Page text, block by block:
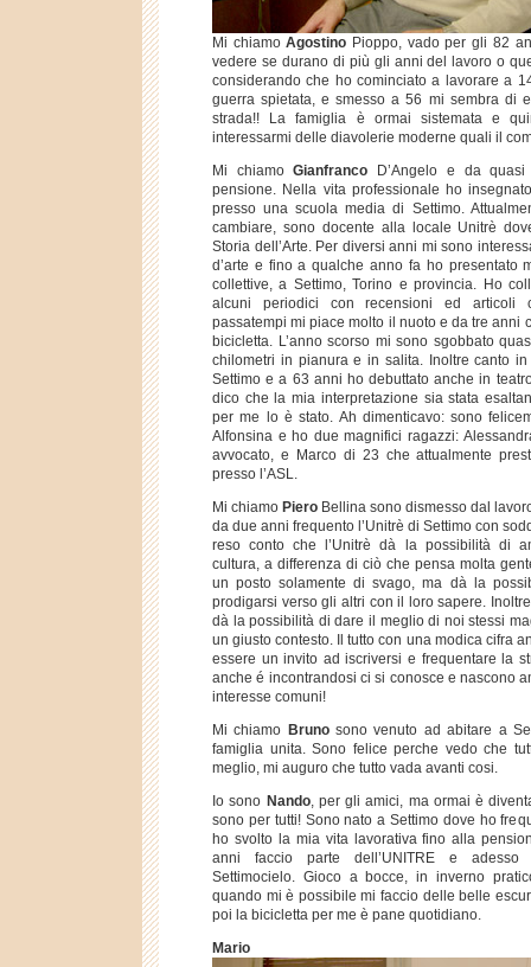
Mi chiamoAgostino Pioppo, vado per gli 82
vedere se durano di più gli anni del lavoro o
considerando che ho cominciato a lavorare a
guerra spietata, e smesso a 56 mi sembra di
strada!! La famiglia è ormai sistemata e
interessarmi delle diavolerie moderne quali il
Mi chiamoGianfranco
D’Angelo e da
pensione. Nella vita professionale ho
presso una scuola media di Settimo.
cambiare, sono docente alla locale Unitrè
Storia dell’Arte. Per diversi anni mi sono
d’arte e fino a qualche anno fa ho presentato
collettive, a Settimo, Torino e provincia. Ho
alcuni periodici con recensioni ed articoli
passatempi mi piace molto il nuoto e da tre anni
bicicletta. L’anno scorso mi sono sgobbato
chilometri in pianura e in salita. Inoltre canto
Settimo e a 63 anni ho debuttato anche in
dico che la mia interpretazione sia stata
per me lo è stato. Ah dimenticavo: sono
Alfonsina e ho due magnifici ragazzi:
avvocato, e Marco di 23 che attualmente
presso l’ASL.
Mi chiamo Piero Bellina sono dismesso dal
da due anni frequento l’Unitrè di Settimo con
reso conto che l’Unitrè dà la possibilità di
cultura, a differenza di ciò che pensa molta
un posto solamente di svago, ma dà la
prodigarsi verso gli altri con il loro sapere.
dà la possibilità di dare il meglio di noi stessi
un giusto contesto. Il tutto con una modica cifra
essere un invito ad iscriversi e frequentare la
anche é incontrandosi ci si conosce e nascono
interesse comuni!
Mi chiamo Brunosono venuto ad abitare a
famiglia unita. Sono felice perche vedo che
meglio, mi auguro che tutto vada avanti cosi.
Io sono Nando, per gli amici, ma ormai è
sono per tutti! Sono nato a Settimo dove ho
ho svolto la mia vita lavorativa fino alla
anni faccio parte dell’UNITRE e
Settimocielo. Gioco a bocce, in inverno
quando mi è possibile mi faccio delle belle
poi la bicicletta per me è pane quotidiano.
Mario